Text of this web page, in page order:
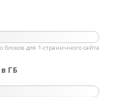
блоков для 1-страничного сайта
ГБ